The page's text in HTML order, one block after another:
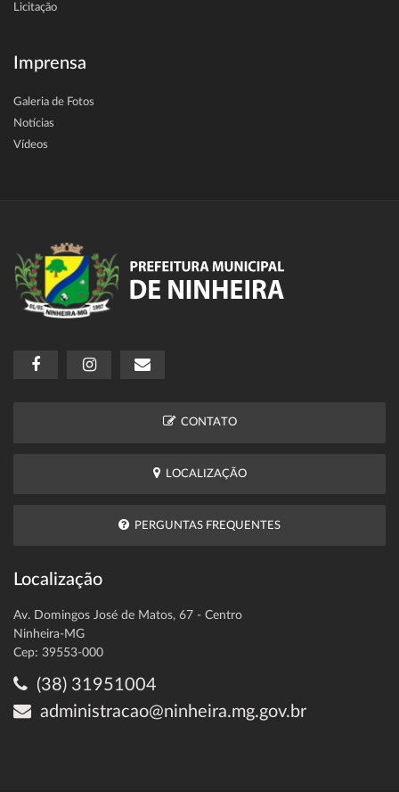
Licitação
Imprensa
Galeria de Fotos
Notícias
Vídeos
CONTATO
LOCALIZAÇÃO
PERGUNTAS FREQUENTES
Localização
Av. Domingos José de Matos, 67 - Centro
Ninheira-MG
Cep: 39553-000
(38) 31951004
administracao@ninheira.mg.gov.br